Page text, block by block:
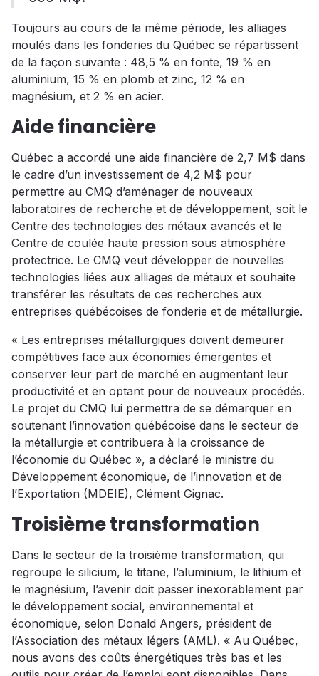
Toujours au cours de la même période, les alliages
moulés dans les fonderies du Québec se répartissent
de la façon suivante : 48,5 % en fonte, 19 % en
aluminium, 15 % en plomb et zinc, 12 % en
magnésium, et 2 % en acier.
Aide financière
Québec a accordé une aide financière de 2,7 M$ dans
le cadre d’un investissement de 4,2 M$ pour
permettre au CMQ d’aménager de nouveaux
laboratoires de recherche et de développement, soit le
Centre des technologies des métaux avancés et le
Centre de coulée haute pression sous atmosphère
protectrice. Le CMQ veut développer de nouvelles
technologies liées aux alliages de métaux et souhaite
transférer les résultats de ces recherches aux
entreprises québécoises de fonderie et de métallurgie.
« Les entreprises métallurgiques doivent demeurer
compétitives face aux économies émergentes et
conserver leur part de marché en augmentant leur
productivité et en optant pour de nouveaux procédés.
Le projet du CMQ lui permettra de se démarquer en
soutenant l’innovation québécoise dans le secteur de
la métallurgie et contribuera à la croissance de
l’économie du Québec », a déclaré le ministre du
Développement économique, de l’innovation et de
l’Exportation (MDEIE), Clément Gignac.
Troisième transformation
Dans le secteur de la troisième transformation, qui
regroupe le silicium, le titane, l’aluminium, le lithium et
le magnésium, l’avenir doit passer inexorablement par
le développement social, environnemental et
économique, selon Donald Angers, président de
l’Association des métaux légers (AML). « Au Québec,
nous avons des coûts énergétiques très bas et les